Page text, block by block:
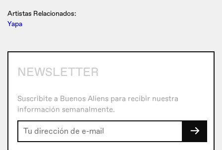
Artistas Relacionados:
Yapa
NEWSLETTER
Suscribite a Buenos Aliens para recibir nuestra
información semanalmente.
→